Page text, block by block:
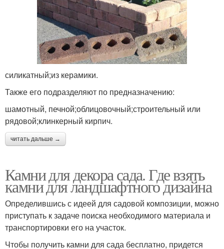
силикатный;из керамики.
Также его подразделяют по предназначению:
шамотный, печной;облицовочный;строительный или
рядовой;клинкерный кирпич.
читать дальше →
Камни для декора сада. Где взять
камни для ландшафтного дизайна
Определившись с идеей для садовой композиции, можно
приступать к задаче поиска необходимого материала и
транспортировки его на участок.
Чтобы получить камни для сада бесплатно, придется